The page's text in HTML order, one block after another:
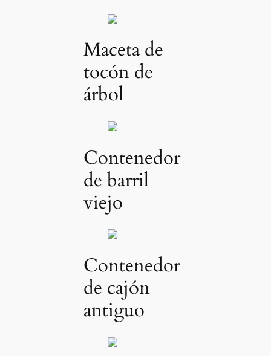
Maceta de
tocón de
árbol
Contenedor
de barril
viejo
Contenedor
de cajón
antiguo